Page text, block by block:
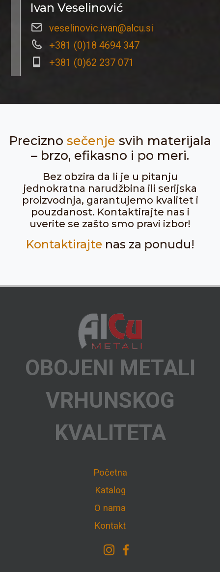
Ivan Veselinović
veselinovic.ivan@alcu.si
+381 (0)18 4694 347
+381 (0)62 237 071
Precizno sečenje svih materijala
– brzo, efikasno i po meri.
Bez obzira da li je u pitanju
jednokratna narudžbina ili serijska
proizvodnja, garantujemo kvalitet i
pouzdanost. Kontaktirajte nas i
uverite se zašto smo pravi izbor!
Kontaktirajtenas za ponudu!
OBOJENI METALI
VRHUNSKOG
KVALITETA
Početna
Katalog
O nama
Kontakt